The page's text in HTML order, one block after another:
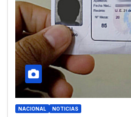
NACIONAL NOTICIAS